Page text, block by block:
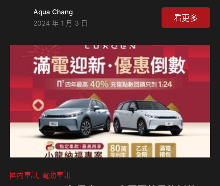
SHINE、Bobe及綠牌輕型EZ1同享購車金5,000元，即日購車
保證人人都享優惠，不需等待，輕鬆入手。 集性能、科技、
第一名，新春推出限時方案，就是要滿足機車使用族群對購買
機車的價格期待，推出49,900元保證入手，不必等待政府電
動車新購補助，先買先享受，政府補助公告後，不足之差額
eMOVING保證補…
Aqua Chang
2024 年 1 月 3 日
看更多
國內車訊 電動車訊